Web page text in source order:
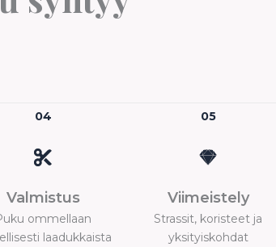
04
Valmistus
ommellaan
laadukkaista
05
Viimeistely
Strassit, koristeet ja
yksityiskohdat